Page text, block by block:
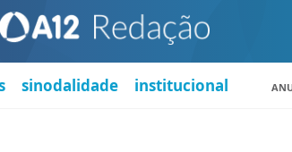
sinodalidade institucional